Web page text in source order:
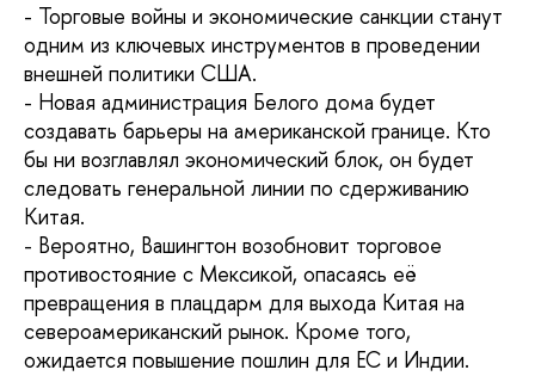
- Торговые войны и экономические санкции станут
одним из ключевых инструментов в проведении
внешней политики США.
- Новая администрация Белого дома будет
создавать барьеры на американской границе. Кто
бы ни возглавлял экономический блок, он будет
следовать генеральной линии по сдерживанию
Китая.
- Вероятно, Вашингтон возобновит торговое
противостояние с Мексикой, опасаясь её
превращения в плацдарм для выхода Китая на
североамериканский рынок. Кроме того,
ожидается повышение пошлин для ЕС и Индии.